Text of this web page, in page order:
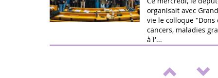
organisait avec
vie le colloque
cancers, maladies
à l'...
de loi de Marie